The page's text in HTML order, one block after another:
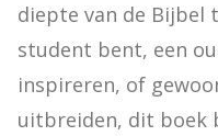
diepte van de Bijbel
student bent, een
inspireren, of
uitbreiden, dit boek